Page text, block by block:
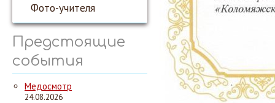
Фото-учителя
Предстоящие
события
Медосмотр
24.08.2026